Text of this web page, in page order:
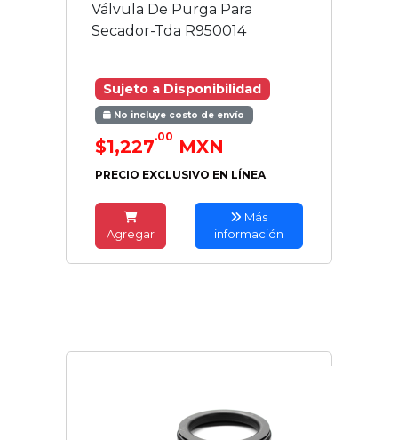
Válvula De Purga Para
Secador-Tda R950014
Sujeto a Disponibilidad
No incluye costo de envío
$1,227.00 MXN
PRECIO EXCLUSIVO EN LÍNEA
Agregar
Más
información